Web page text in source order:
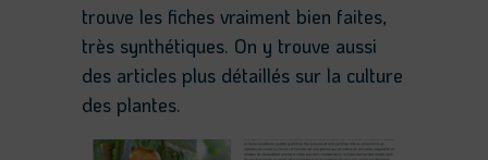
trouve les fiches vraiment bien faites,
très synthétiques. On y trouve aussi
des articles plus détaillés sur la culture
des plantes.